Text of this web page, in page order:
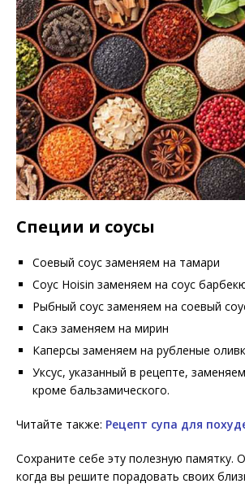
Специи и соусы
Соевый соус заменяем на тамари
Соус Hoisin заменяем на соус
Рыбный соус заменяем на соевый
Сакэ заменяем на мирин
Каперсы заменяем на рубленые
Уксус, указанный в рецепте,
кроме бальзамического.
Читайте также: Рецепт супа для
Сохраните себе эту полезную памятку.
когда вы решите порадовать своих